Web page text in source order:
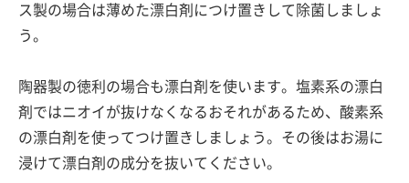
ス製の場合は薄めた漂白剤につけ置きして除菌しましょ
う。
陶器製の徳利の場合も漂白剤を使います。塩素系の漂白
剤ではニオイが抜けなくなるおそれがあるため、酸素系
の漂白剤を使ってつけ置きしましょう。その後はお湯に
浸けて漂白剤の成分を抜いてください。